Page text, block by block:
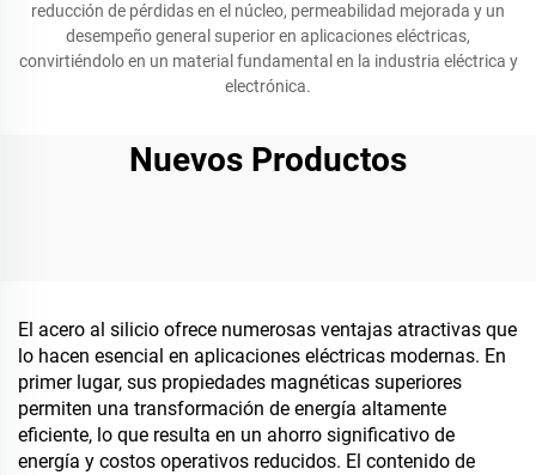
reducción de pérdidas en el núcleo, permeabilidad mejorada y un
desempeño general superior en aplicaciones eléctricas,
convirtiéndolo en un material fundamental en la industria eléctrica y
electrónica.
Nuevos Productos
El acero al silicio ofrece numerosas ventajas atractivas que
lo hacen esencial en aplicaciones eléctricas modernas. En
primer lugar, sus propiedades magnéticas superiores
permiten una transformación de energía altamente
eficiente, lo que resulta en un ahorro significativo de
energía y costos operativos reducidos. El contenido de